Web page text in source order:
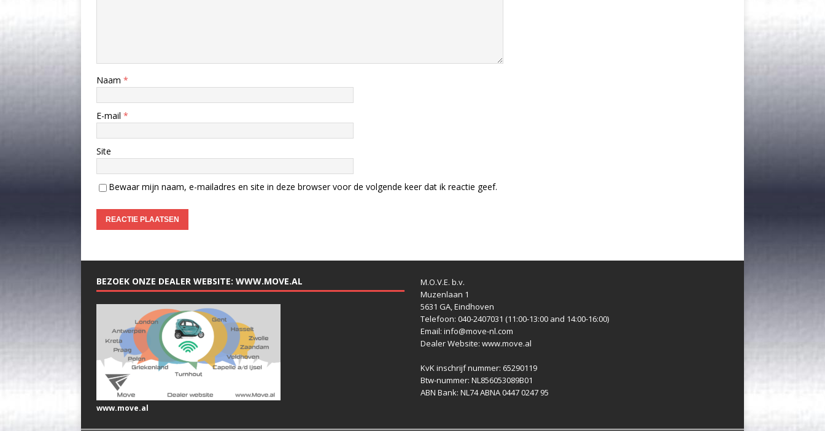
Naam *
E-mail *
Site
Bewaar mijn naam, e-mailadres en site in deze browser voor de volgende keer dat ik reactie geef.
BEZOEK ONZE DEALER WEBSITE: WWW.MOVE.AL
www.move.al
M.O.V.E. b.v.
Muzenlaan 1
5631 GA, Eindhoven
Telefoon: 040-2407031 (11:00-13:00 and 14:00-16:00)
Email: info@move-nl.com
Dealer Website: www.move.al
KvK inschrijf nummer: 65290119
Btw-nummer: NL856053089B01
ABN Bank: NL74 ABNA 0447 0247 95